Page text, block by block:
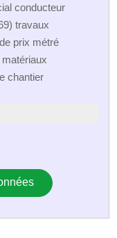
conducteur
travaux
prix métré
chantier